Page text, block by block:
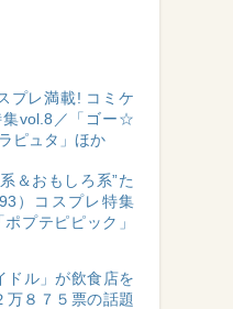
プレ満載! コミケ
集vol.8／「ゴー☆
ピュタ」ほか
＆おもしろ系”た
）コスプレ特集
プテピピック」
ドル」が飲食店を
万８７５票の話題